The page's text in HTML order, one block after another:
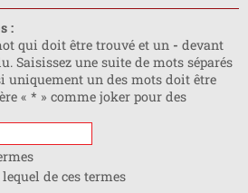
:
qui doit être trouvé et un - devant
Saisissez une suite de mots séparés
uniquement un des mots doit être
« * » comme joker pour des
de ces termes